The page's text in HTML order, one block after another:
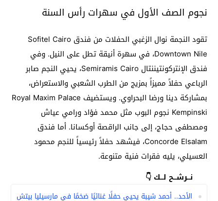
نجوم الصف الأول في سهرات رأس السنة
تقود النجمة نوال الزغبي الحفلات من فندق Sofitel Cairo
Downtown Nile، في سهرة أنيقة تطل على النيل. وفي
فندق الإنتركونتيننتال Semiramis Cairo، يحيي النجم صابر
الرباعي حفلاً مميزاً بمزيج من الطرب الشعبي والاستعراض،
بمشاركة دينا ورضا البحراوي. ويستضيف Royal Maxim Palace
Kempinski نجوم البوب مثل محمد فؤاد ورامي عياش
ومصطفى حجاج، إلى جانب الراقصة أوكسانا. أما فندق
Concorde Elsalam، فيشهد حفلاً رئيسياً للنجم محمود
العسيلي، يليه فقرات فنية متنوعة.
نــرشــح لــك 👇
الأحد.. أحمد شيبة يحيي حفلًا غنائيًا ضخمًا في مارسيليا بيتش